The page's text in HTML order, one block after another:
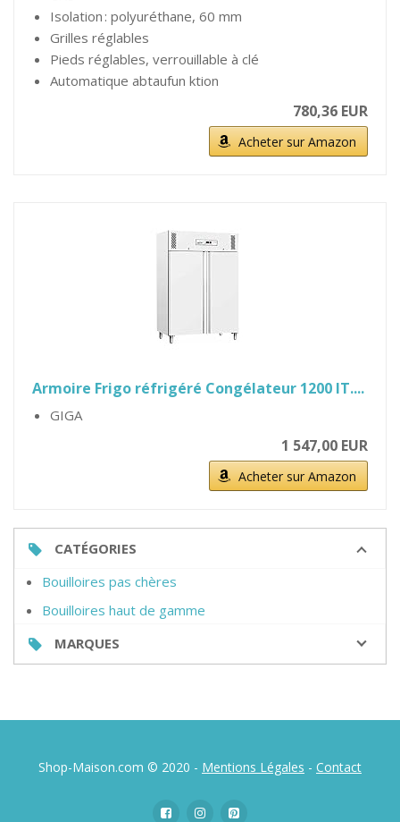
Isolation : polyuréthane, 60 mm
Grilles réglables
Pieds réglables, verrouillable à clé
Automatique abtaufun ktion
780,36 EUR
Acheter sur Amazon
Armoire Frigo réfrigéré Congélateur 1200 lT....
GIGA
1 547,00 EUR
Acheter sur Amazon
CATÉGORIES
Bouilloires pas chères
Bouilloires haut de gamme
MARQUES
Shop-Maison.com © 2020 - Mentions Légales - Contact